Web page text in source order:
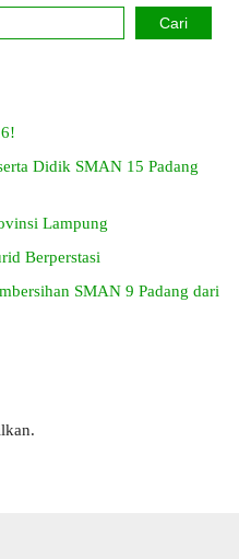
Cari
Didik SMAN 15 Padang
Lampung
Berperstasi
SMAN 9 Padang dari